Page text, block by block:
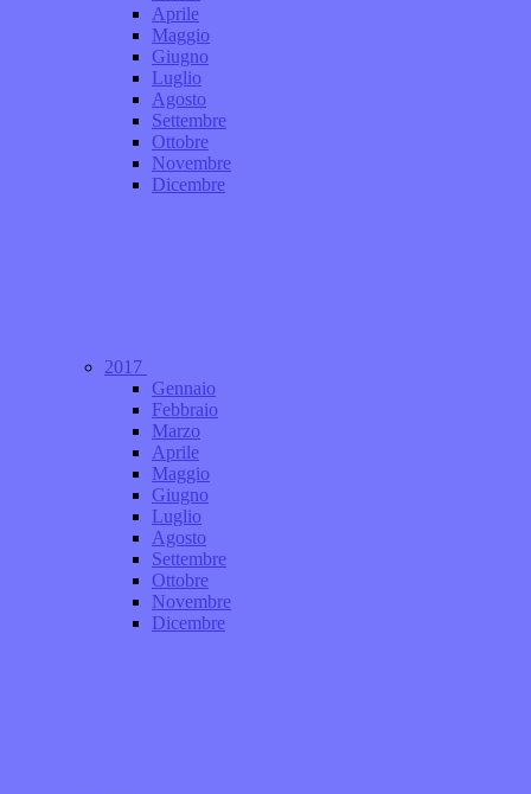
Aprile
Maggio
Giugno
Luglio
Agosto
Settembre
Ottobre
Novembre
Dicembre
2017
Gennaio
Febbraio
Marzo
Aprile
Maggio
Giugno
Luglio
Agosto
Settembre
Ottobre
Novembre
Dicembre